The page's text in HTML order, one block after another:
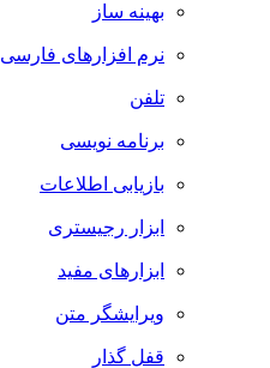
بهینه ساز
نرم افزارهای فارسی
تلفن
برنامه نویسی
بازیابی اطلاعات
ابزار رجیستری
ابزارهای مفید
ویرایشگر متن
قفل گذار